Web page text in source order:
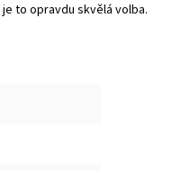
to opravdu skvělá volba.